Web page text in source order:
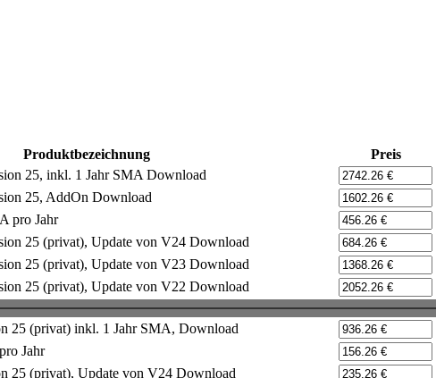
Produktbezeichnung Preis
25, inkl. 1 Jahr SMA Download
25, AddOn Download
pro Jahr
25 (privat), Update von V24 Download
25 (privat), Update von V23 Download
25 (privat), Update von V22 Download
25 (privat) inkl. 1 Jahr SMA, Download
Jahr
25 (privat), Update von V24 Download